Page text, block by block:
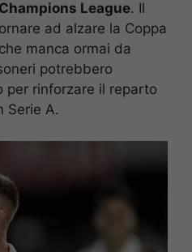
Champions League. Il
ad alzare la Coppa
manca ormai da
potrebbero
per rinforzare il reparto
Serie A.